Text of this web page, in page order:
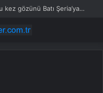
Gazze’yi yerle bir eden İsrail bu kez gözünü Batı Şeria’ya ‘büyük operasyon’ hazırlıyor